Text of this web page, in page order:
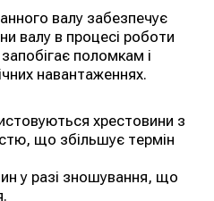
валу забезпечує
валу в процесі роботи
поломкам і
навантаженнях.
хрестовини з
що збільшує термін
у разі зношування, що